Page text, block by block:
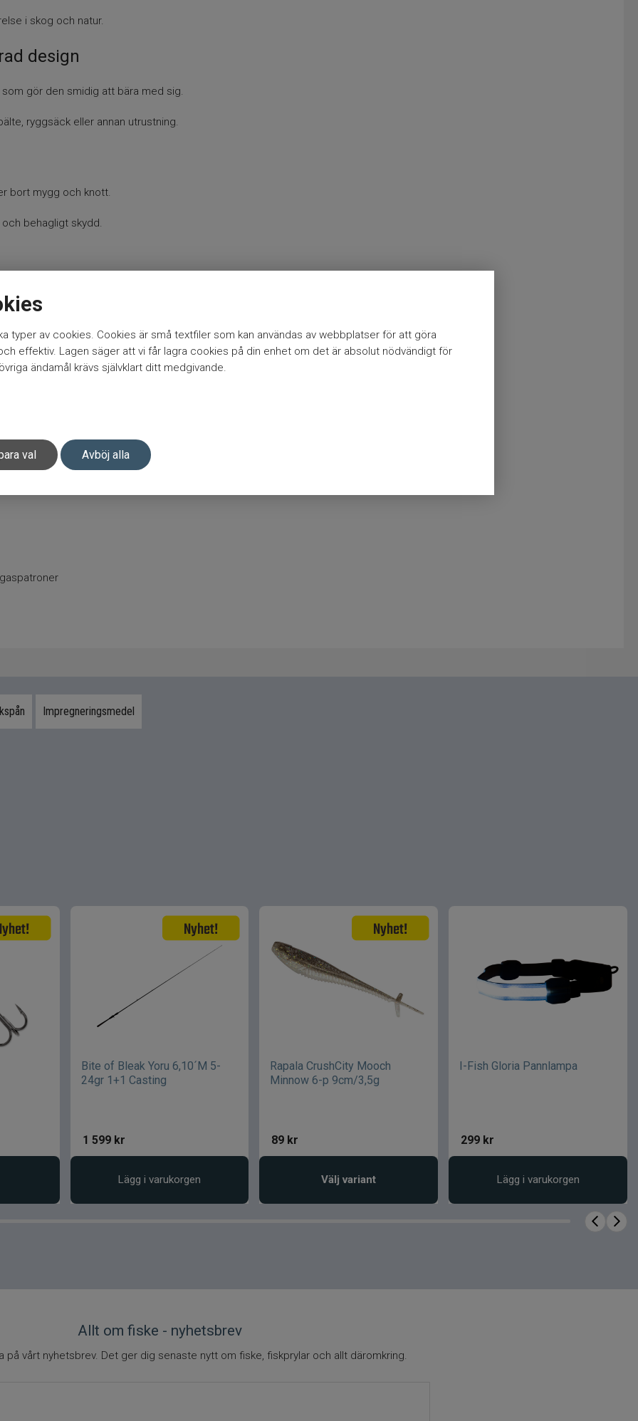
typer av cookies. Cookies är små textfiler som kan användas av webbplatser för att göra
effektiv. Lagen säger att vi får lagra cookies på din enhet om det är absolut nödvändigt för
ändamål krävs självklart ditt medgivande.
val Avböj alla
i skog och natur.
design
gör den smidig att bära med sig.
ryggsäck eller annan utrustning.
bort mygg och knott.
behagligt skydd.
Impregneringsmedel
Bite of Bleak Yoru 6,10´M 5-
24gr 1+1 Casting
1 599 kr
Lägg i varukorgen
Rapala CrushCity Mooch
Minnow 6-p 9cm/3,5g
89 kr
Välj variant
I-Fish Gloria Pannlampa
299 kr
Lägg i varukorgen
Allt om fiske - nyhetsbrev
på vårt nyhetsbrev. Det ger dig senaste nytt om fiske, fiskprylar och allt däromkring.